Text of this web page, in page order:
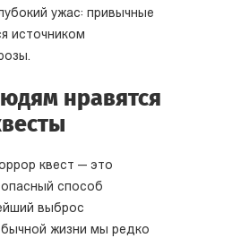
ужас: привычные
источником
нравятся
квест — это
способ
выброс
жизни мы редко